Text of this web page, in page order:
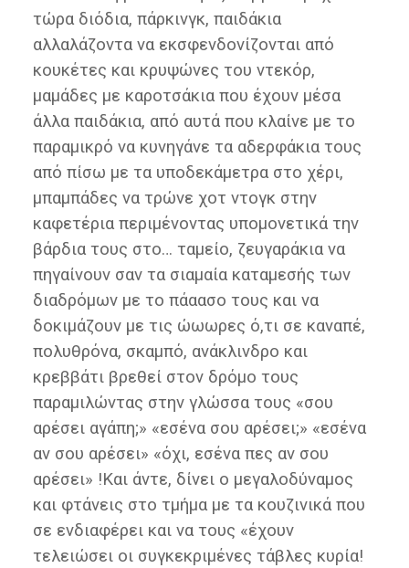
τώρα διόδια, πάρκινγκ, παιδάκια
αλλαλάζοντα να εκσφενδονίζονται από
κουκέτες και κρυψώνες του ντεκόρ,
μαμάδες με καροτσάκια που έχουν μέσα
άλλα παιδάκια, από αυτά που κλαίνε με το
παραμικρό να κυνηγάνε τα αδερφάκια τους
από πίσω με τα υποδεκάμετρα στο χέρι,
μπαμπάδες να τρώνε χοτ ντογκ στην
καφετέρια περιμένοντας υπομονετικά την
βάρδια τους στο… ταμείο, ζευγαράκια να
πηγαίνουν σαν τα σιαμαία καταμεσής των
διαδρόμων με το πάαασο τους και να
δοκιμάζουν με τις ώωωρες ό,τι σε καναπέ,
πολυθρόνα, σκαμπό, ανάκλινδρο και
κρεββάτι βρεθεί στον δρόμο τους
παραμιλώντας στην γλώσσα τους «σου
αρέσει αγάπη;» «εσένα σου αρέσει;» «εσένα
αν σου αρέσει» «όχι, εσένα πες αν σου
αρέσει» !Και άντε, δίνει ο μεγαλοδύναμος
και φτάνεις στο τμήμα με τα κουζινικά που
σε ενδιαφέρει και να τους «έχουν
τελειώσει οι συγκεκριμένες τάβλες κυρία!